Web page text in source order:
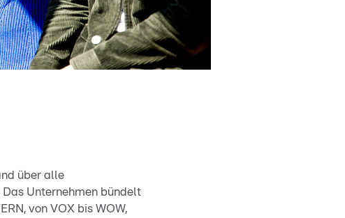
über alle
Unternehmen bündelt
von VOX bis WOW,